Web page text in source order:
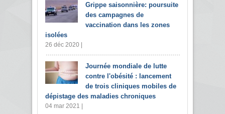
Grippe saisonnière: poursuite
des campagnes de
vaccination dans les zones
isolées
26 déc 2020 |
Journée mondiale de lutte
contre l'obésité : lancement
de trois cliniques mobiles de
dépistage des maladies chroniques
04 mar 2021 |